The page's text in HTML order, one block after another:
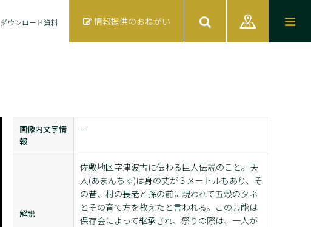
ダウンロード資料 情報提供のおねがい
画像内文字情
報
ー
解説
佐敷地区字津波古に伝わる巨人伝説のこと。天
人(あまんちゅ)は身の丈が３メートルもあり、そ
の昔、村の長老と孫の前に現われて五穀のタネ
とその育て方を教えたと言われる。この芸能は
保存会によって継承され、祭りの際は、一人が